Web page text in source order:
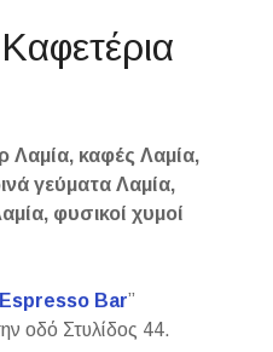
Λαμία, καφές Λαμία,
γεύματα Λαμία,
φυσικοί χυμοί
Bar”
οδό Στυλίδος 44.